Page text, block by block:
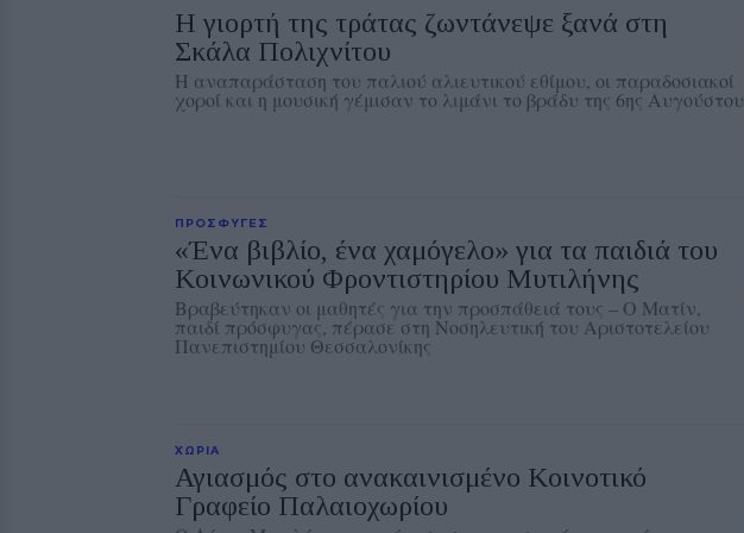
Η γιορτή της τράτας ζωντάνεψε ξανά στη
Σκάλα Πολιχνίτου
Η αναπαράσταση του παλιού αλιευτικού εθίμου, οι παραδοσιακοί
χοροί και η μουσική γέμισαν το λιμάνι το βράδυ της 6ης Αυγούστου
ΠΡΟΣΦΥΓΕΣ
«Ένα βιβλίο, ένα χαμόγελο» για τα παιδιά του
Κοινωνικού Φροντιστηρίου Μυτιλήνης
Βραβεύτηκαν οι μαθητές για την προσπάθειά τους – Ο Ματίν,
παιδί πρόσφυγας, πέρασε στη Νοσηλευτική του Αριστοτελείου
Πανεπιστημίου Θεσσαλονίκης
ΧΩΡΙΑ
Αγιασμός στο ανακαινισμένο Κοινοτικό
Γραφείο Παλαιοχωρίου